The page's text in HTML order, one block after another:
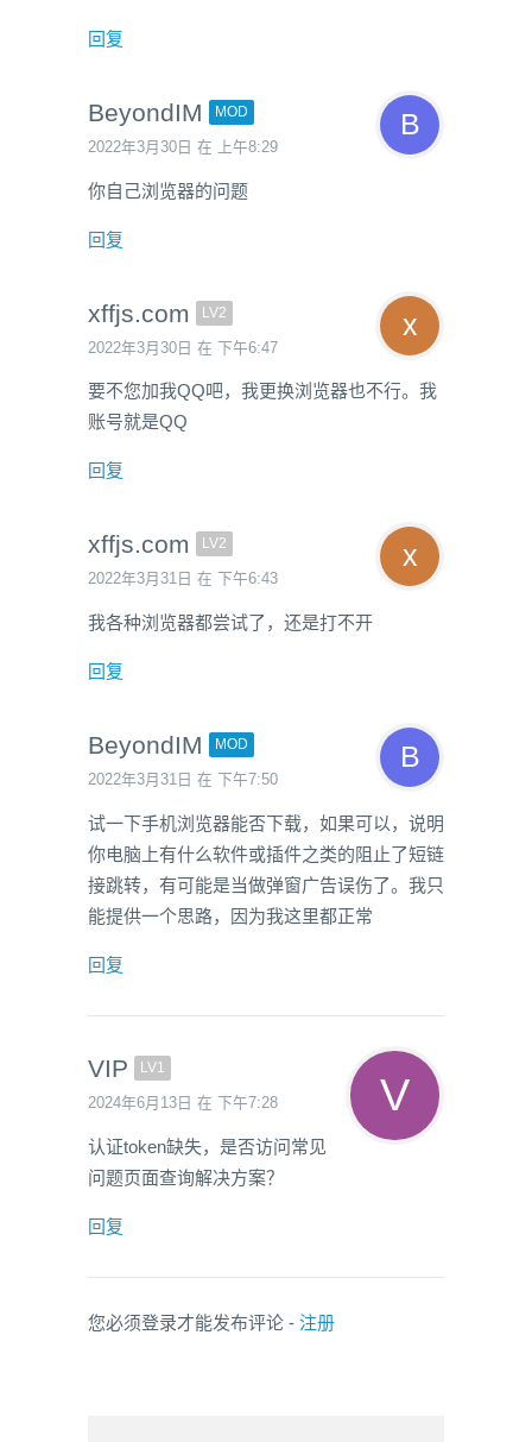
回复
BeyondIM MOD
2022年3月30日 在 上午8:29
你自己浏览器的问题
回复
xffjs.com LV2
2022年3月30日 在 下午6:47
要不您加我QQ吧，我更换浏览器也不行。我
账号就是QQ
回复
xffjs.com LV2
2022年3月31日 在 下午6:43
我各种浏览器都尝试了，还是打不开
回复
BeyondIM MOD
2022年3月31日 在 下午7:50
试一下手机浏览器能否下载，如果可以，说明
你电脑上有什么软件或插件之类的阻止了短链
接跳转，有可能是当做弹窗广告误伤了。我只
能提供一个思路，因为我这里都正常
回复
VIP LV1
2024年6月13日 在 下午7:28
认证token缺失，是否访问常见
问题页面查询解决方案？
回复
您必须登录才能发布评论 - 注册